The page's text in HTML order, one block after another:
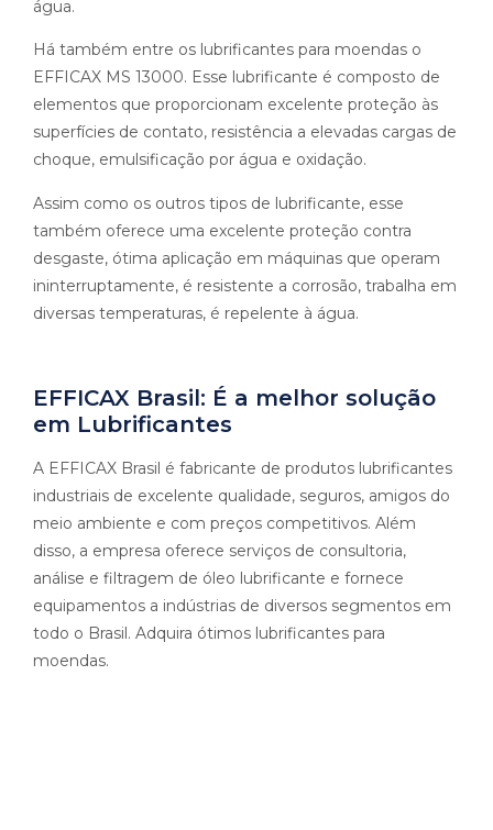
água.
Há também entre os lubrificantes para moendas o
EFFICAX MS 13000. Esse lubrificante é composto de
elementos que proporcionam excelente proteção às
superfícies de contato, resistência a elevadas cargas de
choque, emulsificação por água e oxidação.
Assim como os outros tipos de lubrificante, esse
também oferece uma excelente proteção contra
desgaste, ótima aplicação em máquinas que operam
ininterruptamente, é resistente a corrosão, trabalha em
diversas temperaturas, é repelente à água.
EFFICAX Brasil: É a melhor solução
em Lubrificantes
A EFFICAX Brasil é fabricante de produtos lubrificantes
industriais de excelente qualidade, seguros, amigos do
meio ambiente e com preços competitivos. Além
disso, a empresa oferece serviços de consultoria,
análise e filtragem de óleo lubrificante e fornece
equipamentos a indústrias de diversos segmentos em
todo o Brasil. Adquira ótimos lubrificantes para
moendas.